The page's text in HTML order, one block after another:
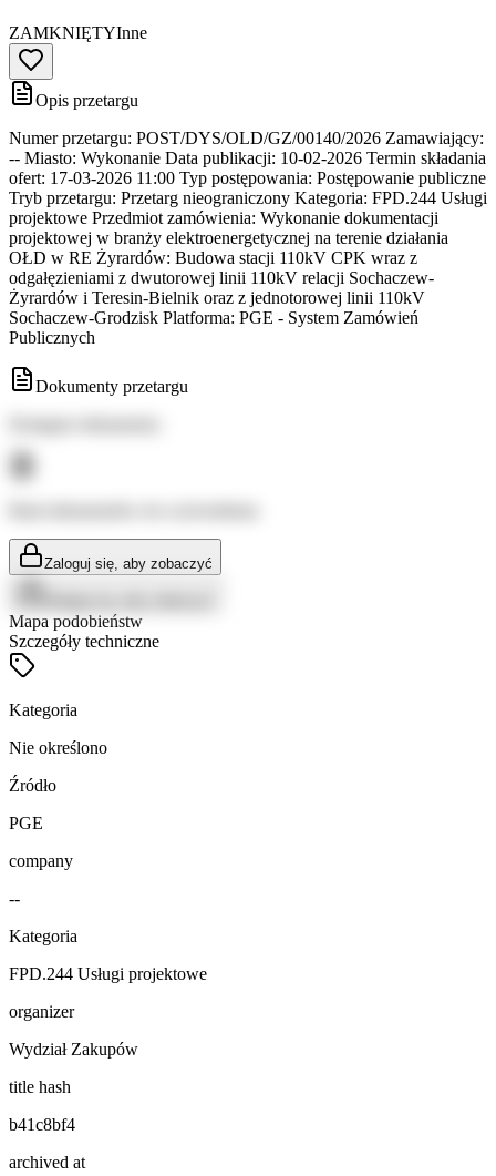
ZAMKNIĘTYInne
Opis przetargu
Numer przetargu: POST/DYS/OLD/GZ/00140/2026 Zamawiający:
-- Miasto: Wykonanie Data publikacji: 10-02-2026 Termin składania
ofert: 17-03-2026 11:00 Typ postępowania: Postępowanie publiczne
Tryb przetargu: Przetarg nieograniczony Kategoria: FPD.244 Usługi
projektowe Przedmiot zamówienia: Wykonanie dokumentacji
projektowej w branży elektroenergetycznej na terenie działania
OŁD w RE Żyrardów: Budowa stacji 110kV CPK wraz z
odgałęzieniami z dwutorowej linii 110kV relacji Sochaczew-
Żyrardów i Teresin-Bielnik oraz z jednotorowej linii 110kV
Sochaczew-Grodzisk Platforma: PGE - System Zamówień
Publicznych
Dokumenty przetargu
Zaloguj się, aby zobaczyć
Mapa podobieństw
Szczegóły techniczne
Kategoria
Nie określono
Źródło
PGE
company
--
Kategoria
FPD.244 Usługi projektowe
organizer
Wydział Zakupów
title hash
b41c8bf4
archived at